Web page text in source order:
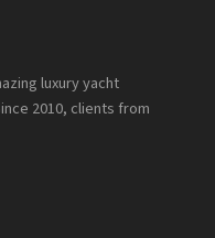
luxury yacht
2010, clients from